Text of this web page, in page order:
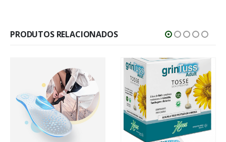
PRODUTOS RELACIONADOS